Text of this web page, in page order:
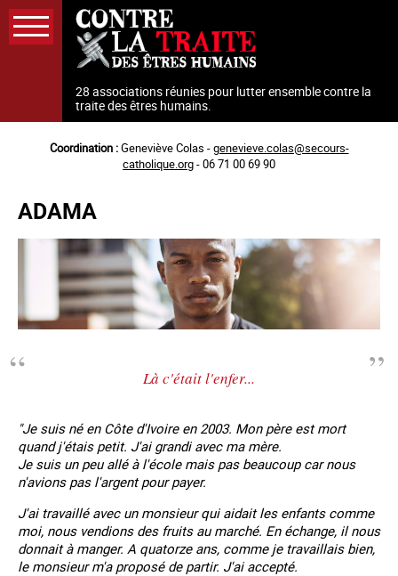
Aller
au
contenu
28 associations réunies pour lutter ensemble contre la
traite des êtres humains.
Coordination :Geneviève Colas -genevieve.colas@secours-
catholique.org- 06 71 00 69 90
ADAMA
Là c'était l'enfer...
"Je suis né en Côte d'Ivoire en 2003. Mon père est mort
quand j'étais petit. J'ai grandi avec ma mère.
Je suis un peu allé à l'école mais pas beaucoup car nous
n'avions pas l'argent pour payer.
J'ai travaillé avec un monsieur qui aidait les enfants comme
moi, nous vendions des fruits au marché. En échange, il nous
donnait à manger. A quatorze ans, comme je travaillais bien,
le monsieur m'a proposé de partir. J'ai accepté.